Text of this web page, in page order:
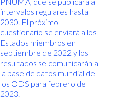
intervalos regulares hasta
2030. El próximo
cuestionario se enviará a los
Estados miembros en
septiembre de 2022 y los
resultados se comunicarán a
la base de datos mundial de
los ODS para febrero de
2023.